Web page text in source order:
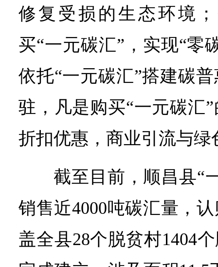
修复受损的生态环境
买“一元碳汇”，实现“零
依托“一元碳汇”搭建碳
驻，凡是购买“一元碳汇
折扣优惠，商业引流与
截至目前，顺昌县“
销售近4000吨碳汇量，
盖全县28个脱贫村1404